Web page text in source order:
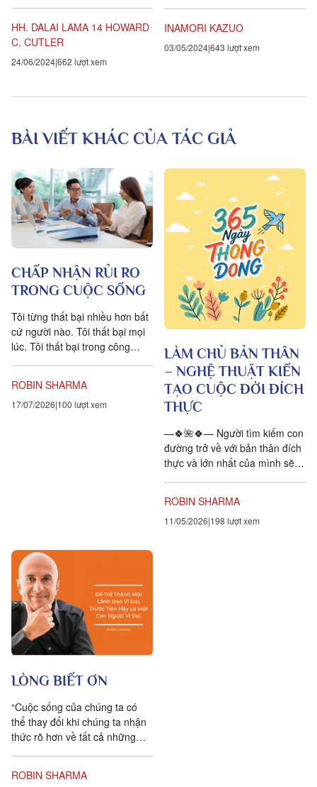
ngồi trong tư...
HH. DALAI LAMA 14 HOWARD
C. CUTLER
24/06/2024662 lượt xem
INAMORI KAZUO
03/05/2024643 lượt xem
BÀI VIẾT KHÁC CỦA TÁC GIẢ
CHẤP NHẬN RỦI RO
TRONG CUỘC SỐNG
Tôi từng thất bại nhiều hơn bất
cứ người nào. Tôi thất bại mọi
lúc. Tôi thất bại trong công
ROBIN SHARMA
17/07/2026 100 lượt xem
LÀM CHỦ BẢN THÂN
– NGHỆ THUẬT KIẾN
TẠO CUỘC ĐỜI ĐÍCH
THỰC
—🍀🌺🍀— Người tìm kiếm con
đường trở về với bản thân đích
thực và lớn nhất của mình sẽ
ROBIN SHARMA
11/05/2026 198 lượt xem
LÒNG BIẾT ƠN
“Cuộc sống của chúng ta có
thể thay đổi khi chúng ta nhận
thức rõ hơn về tất cả những
ROBIN SHARMA